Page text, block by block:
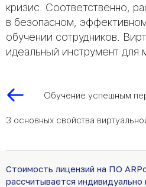
кризис. Соответственно,
в безопасном,
обучении сотрудников.
идеальный инструмент для
Обучение успешным
3 основных свойства
Стоимость лицензий на ПО
рассчитывается индивидуально